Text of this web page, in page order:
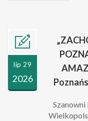
lip 29
2026
Szanowni